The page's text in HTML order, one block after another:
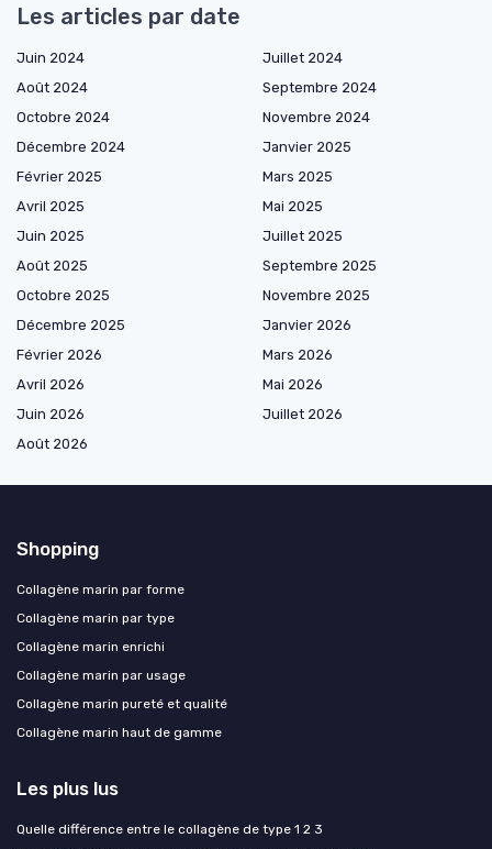
Les articles par date
Juin 2024
Juillet 2024
Août 2024
Septembre 2024
Octobre 2024
Novembre 2024
Décembre 2024
Janvier 2025
Février 2025
Mars 2025
Avril 2025
Mai 2025
Juin 2025
Juillet 2025
Août 2025
Septembre 2025
Octobre 2025
Novembre 2025
Décembre 2025
Janvier 2026
Février 2026
Mars 2026
Avril 2026
Mai 2026
Juin 2026
Juillet 2026
Août 2026
Shopping
Collagène marin par forme
Collagène marin par type
Collagène marin enrichi
Collagène marin par usage
Collagène marin pureté et qualité
Collagène marin haut de gamme
Les plus lus
Quelle différence entre le collagène de type 1 2 3